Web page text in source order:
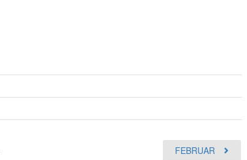
FEBRUAR